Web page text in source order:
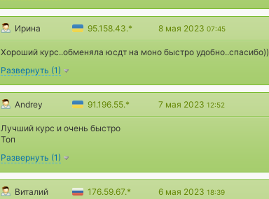
Ирина 95.158.43.* 8 мая 2023 07:45
Хороший курс..обменяла юсдт на моно быстро удобно..спасибо))
Развернуть (1)
Andrey 91.196.55.* 7 мая 2023 12:52
Лучший курс и очень быстро
Топ
Развернуть (1)
Виталий 176.59.67.* 6 мая 2023 18:39